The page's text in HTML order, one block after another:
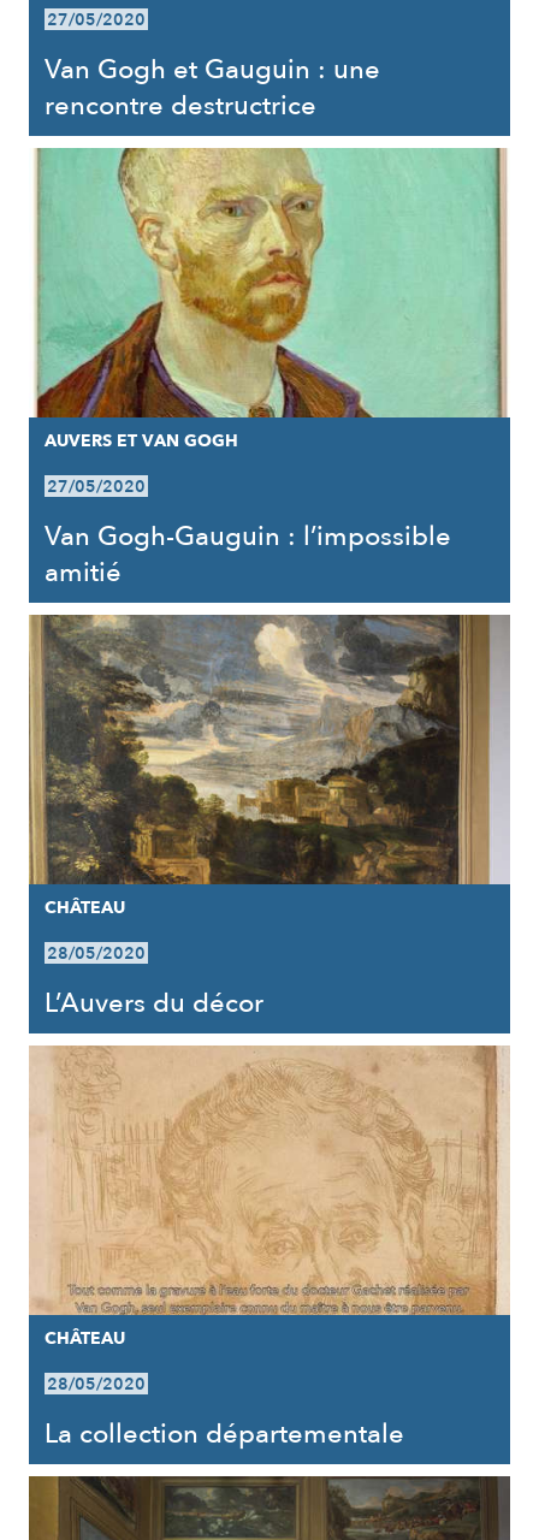
27/05/2020
Van Gogh et Gauguin : une
rencontre destructrice
AUVERS ET VAN GOGH
27/05/2020
Van Gogh-Gauguin : l’impossible
amitié
CHÂTEAU
28/05/2020
L’Auvers du décor
CHÂTEAU
28/05/2020
La collection départementale